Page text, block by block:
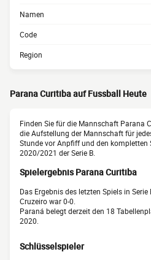
Namen
Code
Region
Parana Curitiba auf Fussball Heute
Finden Sie für die Mannschaft Parana
die Aufstellung der Mannschaft für
Stunde vor Anpfiff und den kompletten
2020/2021 der Serie B.
Spielergebnis Parana Curitiba
Das Ergebnis des letzten Spiels in
Cruzeiro war 0-0.
Paraná belegt derzeit den 18
2020.
Schlüsselspieler